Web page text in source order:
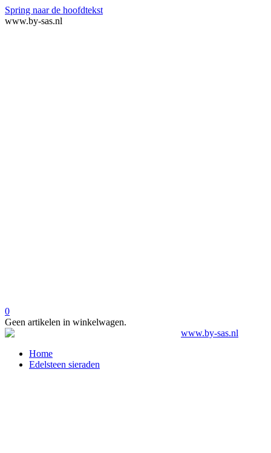
Spring naar de hoofdtekst
www.by-sas.nl
0
Geen artikelen in winkelwagen.
Home
Edelsteen sieraden